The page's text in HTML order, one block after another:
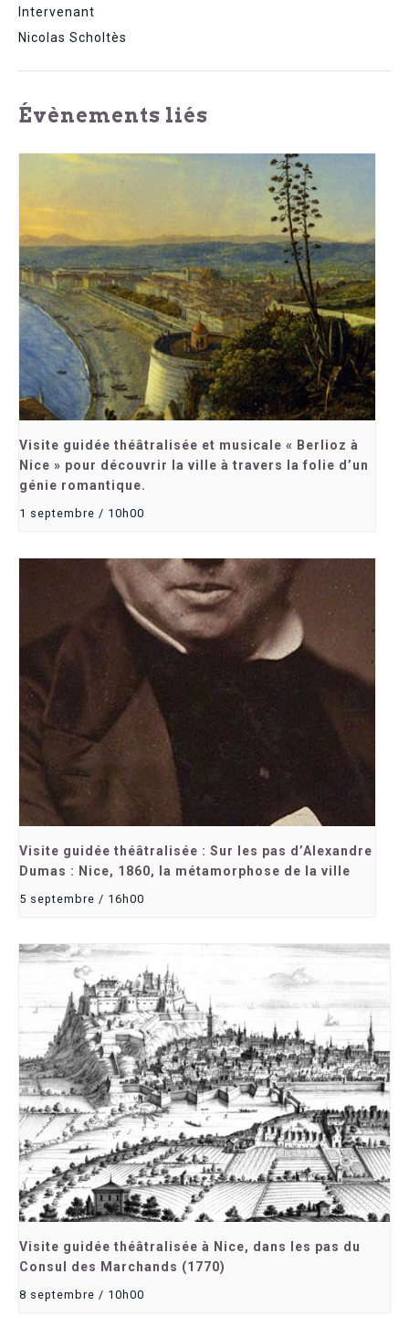
Intervenant
Nicolas Scholtès
Évènements liés
Visite guidée théâtralisée et musicale « Berlioz à
Nice » pour découvrir la ville à travers la folie d’un
génie romantique.
1 septembre / 10h00
Visite guidée théâtralisée : Sur les pas d’Alexandre
Dumas : Nice, 1860, la métamorphose de la ville
5 septembre / 16h00
Visite guidée théâtralisée à Nice, dans les pas du
Consul des Marchands (1770)
8 septembre / 10h00